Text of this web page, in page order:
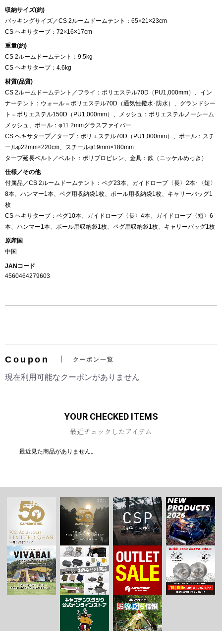
収納サイズ(約)
パッキングサイズ／CS 2ルームドームテント：65×21×23cm
CS ヘキサタープ：72×16×17cm
重量(約)
CS 2ルームドームテント：9.5kg
CS ヘキサタープ：4.6kg
材質(品質)
CS 2ルームドームテント／フライ：ポリエステル70D（PU1,000mm）、イン
ナーテント：ウォール＝ポリエステル70D（通気性撥水･防水）、グランドシー
ト＝ポリエステル150D（PU1,000mm）、メッシュ：ポリエステルノーシーム
メッシュ、ポール：φ11.2mmグラスファイバー
CS ヘキサタープ／タープ：ポリエステル70D（PU1,000mm）、ポール：スチ
ールφ22mm×220cm、スチールφ19mm×180mm
タープ延長ベルト／ベルト：ポリプロピレン、金具：鉄（ニッケルめっき）
仕様／その他
付属品／CS 2ルームドームテント：ペグ23本、ガイドロープ〈長〉2本･〈短〉
8本、ハンマー1本、ペグ用収納袋1枚、ポール用収納袋1枚、キャリーバッグ1
枚
CS ヘキサタープ：ペグ10本、ガイドロープ〈長〉4本、ガイドロープ〈短〉6
本、ハンマー1本、ポール用収納袋1枚、ペグ用収納袋1枚、キャリーバッグ1枚
原産国
中国
JANコード
4560464279603
Coupon クーポン一覧
現在利用可能なクーポンがありません
YOUR CHECKED ITEMS
最近チェックしたアイテム
最近見た商品がありません。